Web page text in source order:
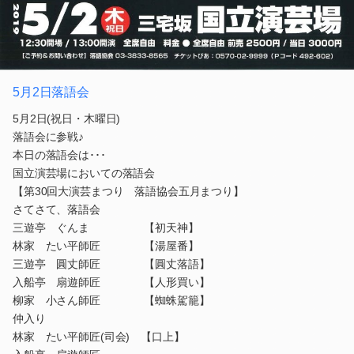
5月2日落語会
5月2日(祝日・木曜日)
落語会に参戦♪
本日の落語会は･･･
国立演芸場においての落語会
【第30回大演芸まつり 落語協会五月まつり】
さてさて、落語会
三遊亭 ぐんま 【初天神】
林家 たい平師匠 【湯屋番】
三遊亭 圓丈師匠 【圓丈落語】
入船亭 扇遊師匠 【人形買い】
柳家 小さん師匠 【蜘蛛駕籠】
仲入り
林家 たい平師匠(司会) 【口上】